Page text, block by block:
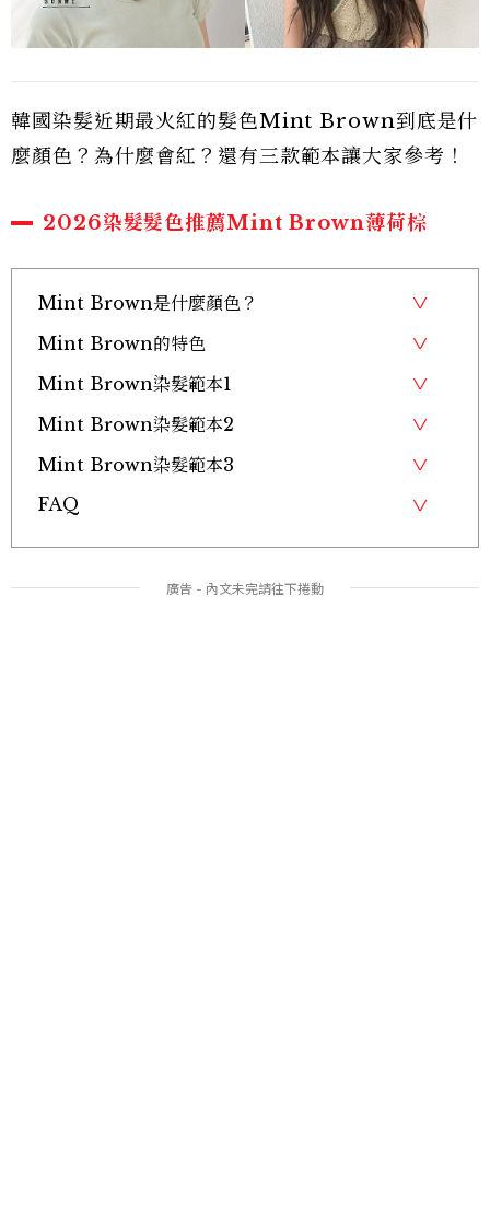
韓國染髮近期最火紅的髮色Mint Brown到底是什
麼顏色？為什麼會紅？還有三款範本讓大家參考！
2026染髮髮色推薦Mint Brown薄荷棕
Mint Brown是什麼顏色？
Mint Brown的特色
Mint Brown染髮範本1
Mint Brown染髮範本2
Mint Brown染髮範本3
FAQ